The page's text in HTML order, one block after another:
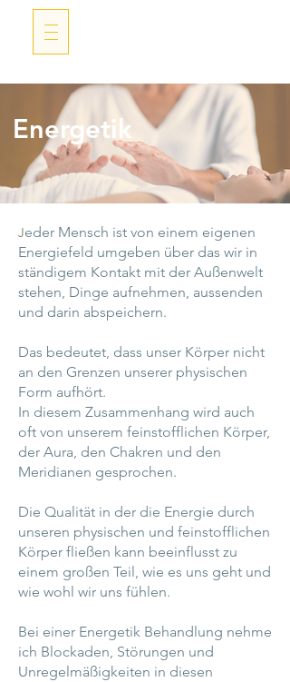
Energetik
Jeder Mensch ist von einem eigenen
Energiefeld umgeben über das wir in
ständigem Kontakt mit der Außenwelt
stehen, Dinge aufnehmen, aussenden
und darin abspeichern.
Das bedeutet, dass unser Körper nicht
an den Grenzen unserer physischen
Form aufhört.
In diesem Zusammenhang wird auch
oft von unserem feinstofflichen Körper,
der Aura, den Chakren und den
Meridianen gesprochen.
Die Qualität in der die Energie durch
unseren physischen und feinstofflichen
Körper fließen kann beeinflusst zu
einem großen Teil, wie es uns geht und
wie wohl wir uns fühlen.
Bei einer Energetik Behandlung nehme
ich Blockaden, Störungen und
Unregelmäßigkeiten in diesen